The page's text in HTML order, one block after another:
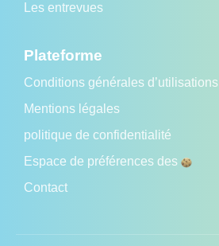
Les entrevues
Plateforme
Conditions générales d’utilisations
Mentions légales
politique de confidentialité
Espace de préférences des
Contact